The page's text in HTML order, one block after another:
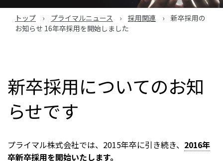
へ
トップ › プライマルニュース › 採用関連 ›
新卒採用の
お知らせ 16年卒採用を開始しました
新卒採用についてのお知
らせです
プライマル株式会社では、2015年卒に引き続き、 2016年
卒新卒採用を開始いたします。